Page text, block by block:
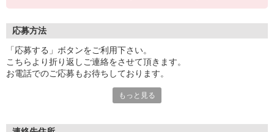
応募方法
「応募する」ボタンをご利用下さい。
こちらより折り返しご連絡をさせて頂きます。
お電話でのご応募もお待ちしております。
※現地での面談対応も可能です。もっと見る